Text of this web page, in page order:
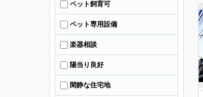
ペット飼育可
ペット専用設備
楽器相談
陽当り良好
閑静な住宅地